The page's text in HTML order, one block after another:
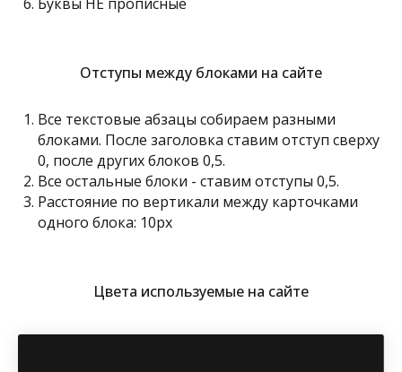
Отступы между блоками на сайте
Все текстовые абзацы собираем разными
блоками. После заголовка ставим отступ сверху
0, после других блоков 0,5.
Все остальные блоки - ставим отступы 0,5.
Расстояние по вертикали между карточками
одного блока: 10px
Цвета используемые на сайте